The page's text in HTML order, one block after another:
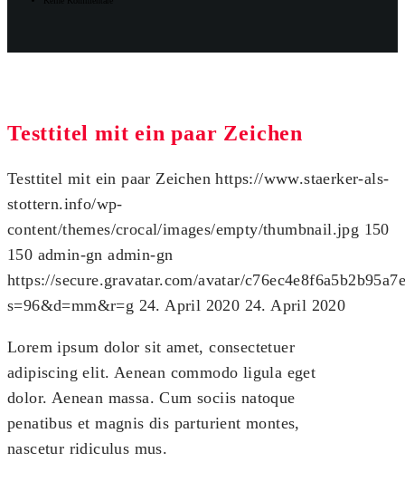
Testtitel mit ein paar Zeichen
Testtitel mit ein paar Zeichen https://www.staerker-als-
stottern.info/wp-
content/themes/crocal/images/empty/thumbnail.jpg 150
150 admin-gn admin-gn
https://secure.gravatar.com/avatar/
s=96&d=mm&r=g 24. April 2020 24. April 2020
Lorem ipsum dolor sit amet, consectetuer
adipiscing elit. Aenean commodo ligula eget
dolor. Aenean massa. Cum sociis natoque
penatibus et magnis dis parturient montes,
nascetur ridiculus mus.